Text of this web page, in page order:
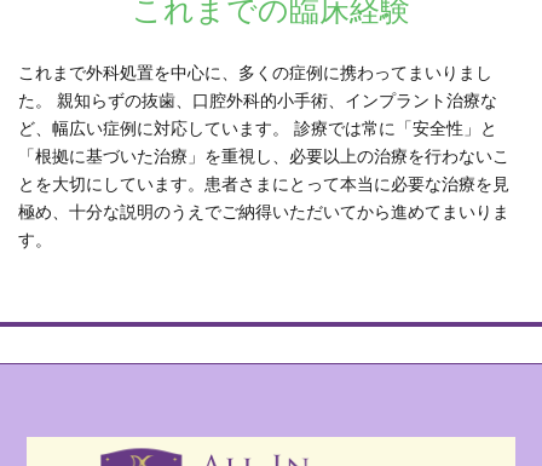
これまでの臨床経験
これまで外科処置を中心に、多くの症例に携わってまいりまし
た。 親知らずの抜歯、口腔外科的小手術、インプラント治療な
ど、幅広い症例に対応しています。 診療では常に「安全性」と
「根拠に基づいた治療」を重視し、必要以上の治療を行わないこ
とを大切にしています。患者さまにとって本当に必要な治療を見
極め、十分な説明のうえでご納得いただいてから進めてまいりま
す。